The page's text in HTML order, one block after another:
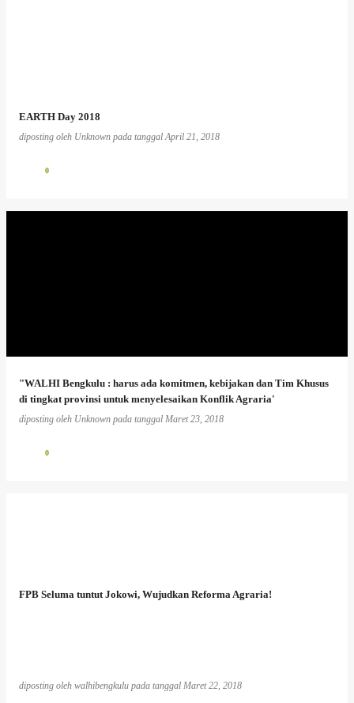
EARTH Day 2018
diposting oleh Unknown pada tanggalApril 21, 2018
0
"WALHI Bengkulu : harus ada komitmen, kebijakan dan Tim Khusus
di tingkat provinsi untuk menyelesaikan Konflik Agraria'
diposting oleh Unknown pada tanggal Maret 23, 2018
0
FPB Seluma tuntut Jokowi, Wujudkan Reforma Agraria!
diposting oleh walhibengkulu pada tanggal Maret 22, 2018